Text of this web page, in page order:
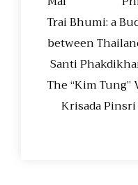
Trai Bhumi: a
between
Santi
The “Kim
Krisada Pinsri